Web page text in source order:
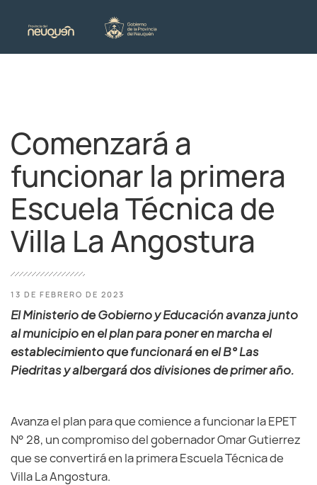
Comenzará a
funcionar la primera
Escuela Técnica de
Villa La Angostura
13 DE FEBRERO DE 2023
El Ministerio de Gobierno y Educación avanza junto
al municipio en el plan para poner en marcha el
establecimiento que funcionará en el B° Las
Piedritas y albergará dos divisiones de primer año.
Avanza el plan para que comience a funcionar la EPET
N° 28, un compromiso del gobernador Omar Gutierrez
que se convertirá en la primera Escuela Técnica de
Villa La Angostura.